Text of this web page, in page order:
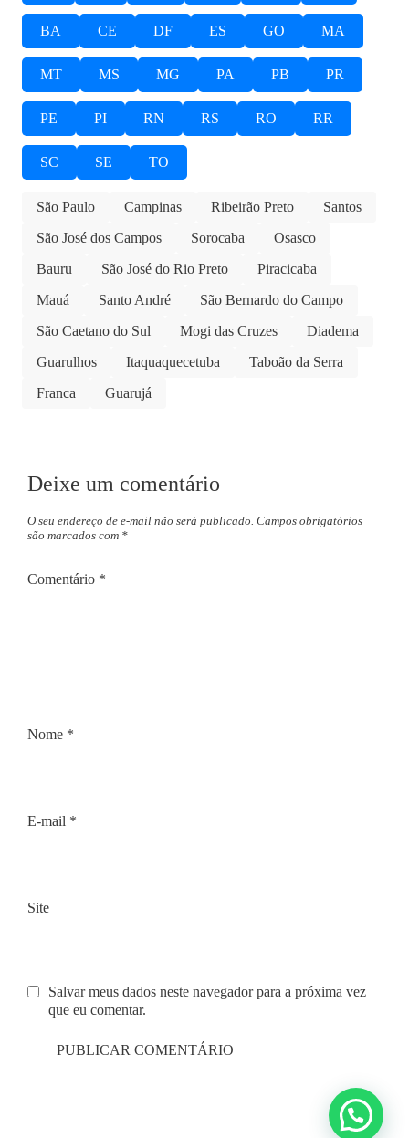
BA CE DF ES GO MA
MT MS MG PA PB PR
PE PI RN RS RO RR
SC SE TO
São Paulo Campinas Ribeirão Preto
Santos
São José dos Campos
Sorocaba
Osasco
Bauru
São José do Rio Preto
Piracicaba
Mauá
Santo André
São Bernardo do Campo
São Caetano do Sul
Mogi das Cruzes
Diadema
Guarulhos
Itaquaquecetuba
Taboão da Serra
Franca
Guarujá
Deixe um comentário
O seu endereço de e-mail não será publicado. Campos obrigatórios
são marcados com *
Comentário *
Nome *
E-mail *
Site
Salvar meus dados neste navegador para a próxima vez
que eu comentar.